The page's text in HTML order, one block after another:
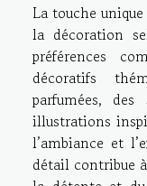
La touche
la décoration
préférences
décoratifs
parfumées,
illustrations
l’ambiance et
détail contribue